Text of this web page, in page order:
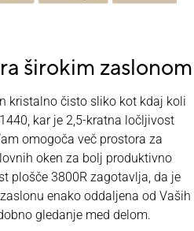
širokim zaslonom
kristalno čisto sliko kot kdaj koli
kar je 2,5-kratna ločljivost
omogoča več prostora za
oken za bolj produktivno
plošče 3800R zagotavlja, da je
enako oddaljena od Vaših
gledanje med delom.